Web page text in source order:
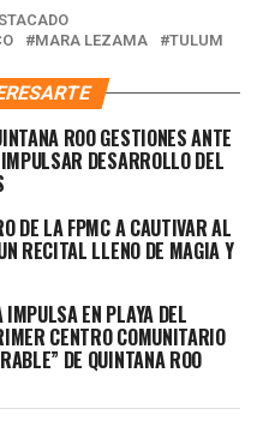
MARA LEZAMA TULUM
ROO GESTIONES ANTE
DESARROLLO DEL
DE LA FPMC A CAUTIVAR AL
RECITAL LLENO DE MAGIA Y
EN PLAYA DEL
CENTRO COMUNITARIO
DE QUINTANA ROO